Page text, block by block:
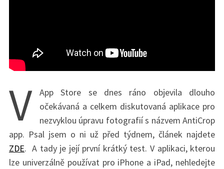
V
App Store se dnes ráno objevila dlouho
očekávaná a celkem diskutovaná aplikace pro
nezvyklou úpravu fotografií s názvem AntiCrop
app. Psal jsem o ni už před týdnem, článek najdete
ZDE. A tady je její první krátký test. V aplikaci, kterou
lze univerzálně používat pro iPhone a iPad, nehledejte